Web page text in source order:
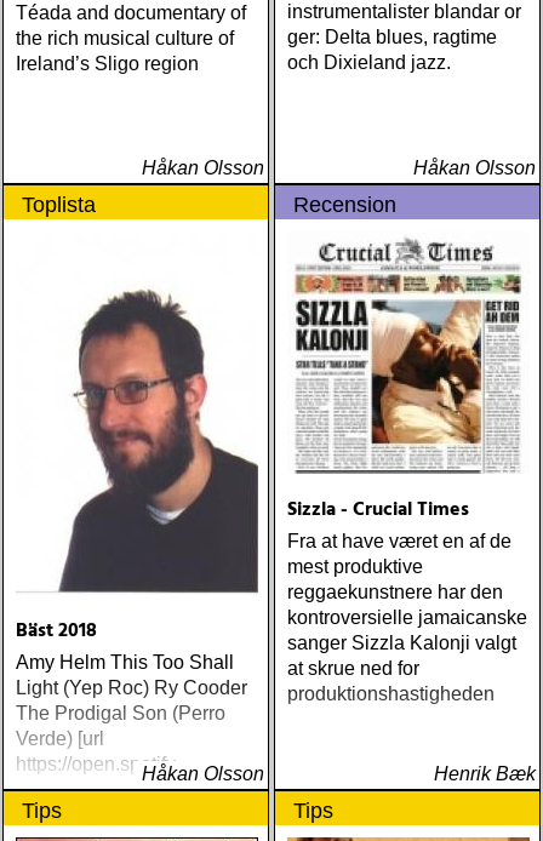
Téada and documentary of
the rich musical culture of
Ireland’s Sligo region
Håkan Olsson
instrumentalister blandar or
ger: Delta blues, ragtime
och Dixieland jazz.
Håkan Olsson
Toplista
Bäst 2018
Amy Helm This Too Shall
Light (Yep Roc) Ry Cooder
The Prodigal Son (Perro
Verde) [url
https://open.spotifyHåkan Olsson
Recension
Sizzla - Crucial Times
Fra at have været en af de
mest produktive
reggaekunstnere har den
kontroversielle jamaicanske
sanger Sizzla Kalonji valgt
at skrue ned for
produktionshastigheden
Henrik Bæk
Tips Tips